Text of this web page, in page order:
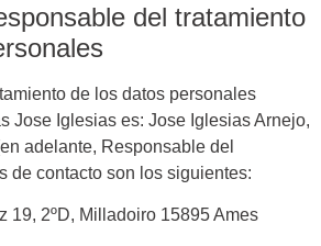
del tratamiento
de los datos personales
Jose Iglesias es: Jose Iglesias Arnejo,
adelante, Responsable del
de contacto son los siguientes:
19, 2ºD, Milladoiro 15895 Ames